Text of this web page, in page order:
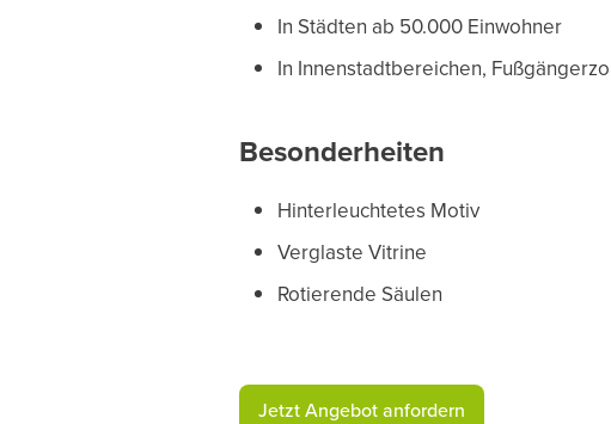
In Städten ab 50.000 Einwohner
In Innenstadtbereichen,
Besonderheiten
Hinterleuchtetes Motiv
Verglaste Vitrine
Rotierende Säulen
​Jetzt Angebot anfordern​